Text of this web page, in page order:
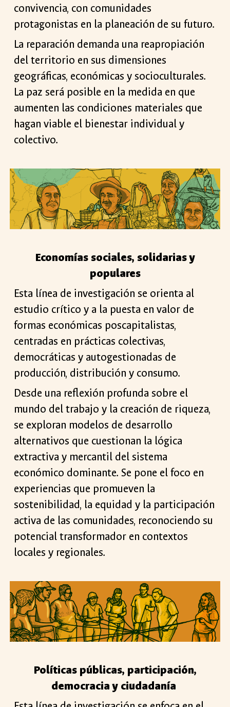
convivencia, con comunidades
protagonistas en la planeación de su futuro.
La reparación demanda una reapropiación
del territorio en sus dimensiones
geográficas, económicas y socioculturales.
La paz será posible en la medida en que
aumenten las condiciones materiales que
hagan viable el bienestar individual y
colectivo.
Economías sociales, solidarias y
populares
Esta línea de investigación se orienta al
estudio crítico y a la puesta en valor de
formas económicas poscapitalistas,
centradas en prácticas colectivas,
democráticas y autogestionadas de
producción, distribución y consumo.
Desde una reflexión profunda sobre el
mundo del trabajo y la creación de riqueza,
se exploran modelos de desarrollo
alternativos que cuestionan la lógica
extractiva y mercantil del sistema
económico dominante. Se pone el foco en
experiencias que promueven la
sostenibilidad, la equidad y la participación
activa de las comunidades, reconociendo su
potencial transformador en contextos
locales y regionales.
Políticas públicas, participación,
democracia y ciudadanía